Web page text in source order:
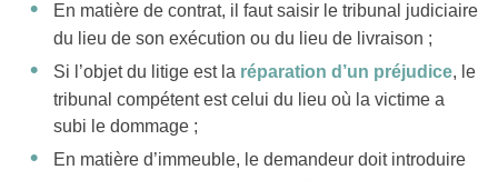
En matière de contrat, il faut saisir le tribunal judiciaire
du lieu de son exécution ou du lieu de livraison ;
Si l’objet du litige est la réparation d’un préjudice, le
tribunal compétent est celui du lieu où la victime a
subi le dommage ;
En matière d’immeuble, le demandeur doit introduire